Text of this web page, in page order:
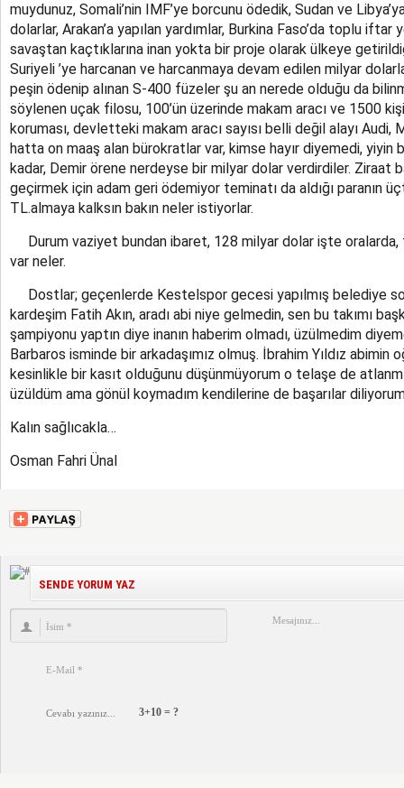
muydunuz, Somali’nin IMF’ye borcunu ödedik, Sudan ve
dolarlar, Arakan’a yapılan yardımlar, Burkina Faso’da toplu
savaştan kaçtıklarına inan yokta bir proje olarak ülkeye
Suriyeli ’ye harcanan ve harcanmaya devam edilen milyar
peşin ödenip alınan S-400 füzeler şu an nerede olduğu da
söylenen uçak filosu, 100’ün üzerinde makam aracı ve 1500
koruması, devletteki makam aracı sayısı belli değil alayı
hatta on maaş alan bürokratlar var, kimse hayır diyemedi, yiyin
kadar, Demir örene nerdeyse bir milyar dolar verdirdiler. Ziraat
geçirmek için adam geri ödemiyor teminatı da aldığı paranın
TL.almaya kalksın bakın neler istiyorlar.
Durum vaziyet bundan ibaret, 128 milyar dolar işte oralarda,
var neler.
Dostlar; geçenlerde Kestelspor gecesi yapılmış belediye
kardeşim Fatih Akın, aradı abi niye gelmedin, sen bu takımı
şampiyonu yaptın diye inanın haberim olmadı, üzülmedim
Barbaros isminde bir arkadaşımız olmuş. İbrahim Yıldız abimin
kesinlikle bir kasıt olduğunu düşünmüyorum o telaşe de
üzüldüm ama gönül koymadım kendilerine de başarılar
Kalın sağlıcakla…
Osman Fahri Ünal
SENDE YORUM YAZ
3+10 = ?